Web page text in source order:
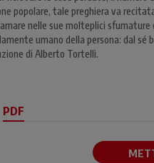
popolare, tale preghiera va
nelle sue molteplici
umano della persona: dal sé
di Alberto Tortelli.
PDF